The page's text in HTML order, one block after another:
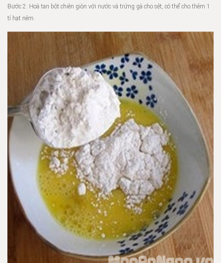
Bước 2: Hoà tan bột chiên giòn với nước và trứng gà cho sệt, có thể cho thêm 1
tí hạt nêm.